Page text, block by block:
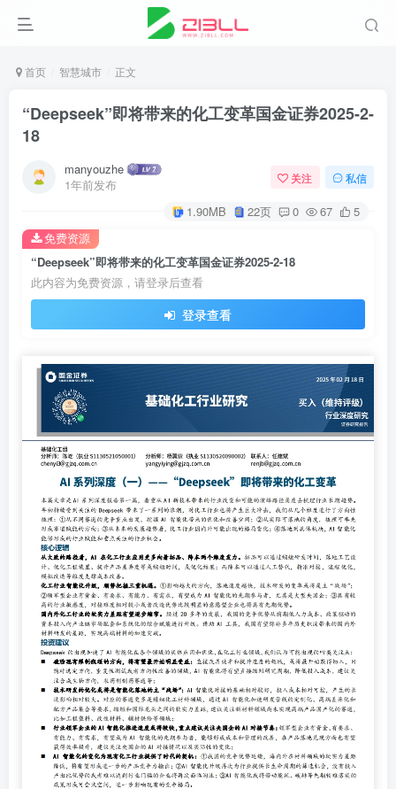
首页 智慧城市 正文
“Deepseek”即将带来的化工变革国金证券2025-2-
18
manyouzhe
1年前发布
关注 私信
1.90MB 22页 0 67 5
“Deepseek”即将带来的化工变革国金证券2025-2-18
此内容为免费资源，请登录后查看
登录查看
免费资源